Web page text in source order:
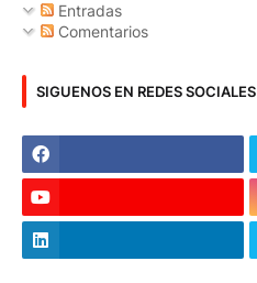
Entradas
Comentarios
SIGUENOS EN REDES SOCIALES